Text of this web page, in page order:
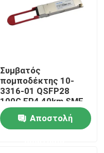
Συμβατός
πομποδέκτης 10-
3316-01 QSFP28
100G ER4 40km SMF
Αποστολή